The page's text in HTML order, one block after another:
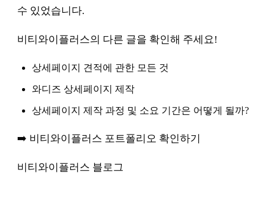
수 있었습니다.
비티와이플러스의 다른 글을 확인해 주세요!
상세페이지 견적에 관한 모든 것
와디즈 상세페이지 제작
상세페이지 제작 과정 및 소요 기간은 어떻게 될까?
➡️ 비티와이플러스 포트폴리오 확인하기
비티와이플러스 블로그